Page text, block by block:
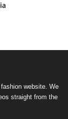
website. We
straight from the